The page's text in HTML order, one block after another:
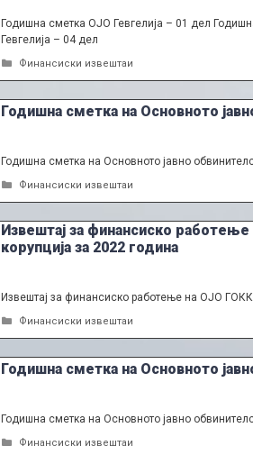
Годишна сметка ОЈО Гевгелија – 01 дел
Гевгелија – 04 дел
Categories
Финансиски извештаи
Годишна сметка на Основното
Годишна сметка на Основното јавно
Categories
Финансиски извештаи
Извештај за финансиско
корупција за 2022 година
Извештај за финансиско работење на ОЈО
Categories
Финансиски извештаи
Годишна сметка на Основното
Годишна сметка на Основното јавно
Categories
Финансиски извештаи